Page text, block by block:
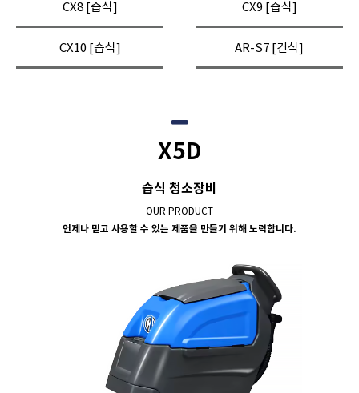
CX8 [습식] CX9 [습식]
CX10 [습식] AR-S7 [건식]
X5D
습식 청소장비
OUR PRODUCT
언제나 믿고 사용할 수 있는 제품을 만들기 위해 노력합니다.